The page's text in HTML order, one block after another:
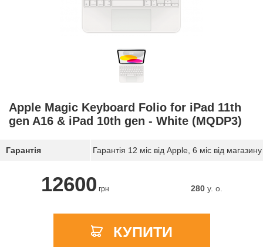
Apple Magic Keyboard Folio for iPad 11th
gen A16 & iPad 10th gen - White (MQDP3)
Гарантія Гарантія 12 міс від Apple, 6 міс від магазину
12600 грн 280y. о.
КУПИТИ